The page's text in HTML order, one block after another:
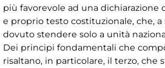
più favorevole ad una dichiarazione
e proprio testo costituzionale, che, a
dovuto stendere solo a unità
Dei principi fondamentali che
risaltano, in particolare, il terzo, che